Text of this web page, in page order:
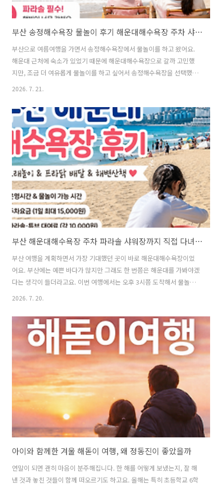
부산 송정해수욕장 물놀이 후기 해운대해수욕장 주차 샤워장 시설 비교
부산으로 여름여행을 가면서 송정해수욕장에서 물놀이를 하고 왔어요.
해운대 근처에 숙소가 있었기 때문에 해운대해수욕장으로 갈까 고민했
지만, 조금 더 여유롭게 물놀이를 하고 싶어서 송정해수욕장을 선택했답
니다. 직접 다녀와 보니 송정해수욕장은 가족 단위로 물놀이하기 좋았지
방문하는 것이 좋았어요. 송정해수욕장 위치와 분위기송정해수욕장은
부산 해운대구 송정동에 위치한 해수욕장이에요.해운대해수욕장과 비교
하면 규모는 조금 작지만, 파도가 있고 비교적 편안한 분위기라 아이들과
함께 물놀이를 하거나 서핑을 즐기는 분들이 많이 찾는 곳이었어요.저희
는 오후 3시쯤 방문했는데 사람들이 많기는 했지만, 해변 전체가 발 디딜
틈 없이 붐비는 정도는 아니었어..
2026. 7. 21.
부산 해운대해수욕장 주차 파라솔 샤워장까지 직접 다녀온 후기
부산 여행을 계획하면서 가장 기대했던 곳이 바로 해운대해수욕장이었
어요. 부산에는 예쁜 바다가 많지만 그래도 한 번쯤은 해운대를 가봐야겠
다는 생각이 들더라고요. 이번 여행에서는 오후 3시쯤 도착해서 물놀이
는 하지 않고 모래놀이를 하며 시간을 보내기로 했어요. 해가 질 때까지
하고 왔는데 생각보다 너무 좋았답니다. 오늘은 직접 다녀온 이야기와 함
께 해운대해수욕장을 방문하기 전에 알아두면 좋은 정보도 함께 정리해
볼게요 해운대해수욕장 운영시간과 물놀이 가능 시간해운대해수욕장은
부산을 대표하는 해수욕장답게 여름이면 정말 많은 사람들이 찾는 곳이
에요.해수욕장 개장 기간에는 안전요원이 배치되고, 물놀이 가능 시간도
따로 정해져 있어요.물놀이..
2026. 7. 20.
아이와 함께한 겨울 해돋이 여행, 왜 정동진이 좋았을까
연말이 되면 괜히 마음이 분주해집니다. 한 해를 어떻게 보냈는지, 잘 해
낸 것과 놓친 것들이 함께 떠오르기도 하고요. 올해는 특히 초등학교 6학